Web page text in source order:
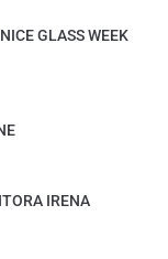
GLASS WEEK
IRENA